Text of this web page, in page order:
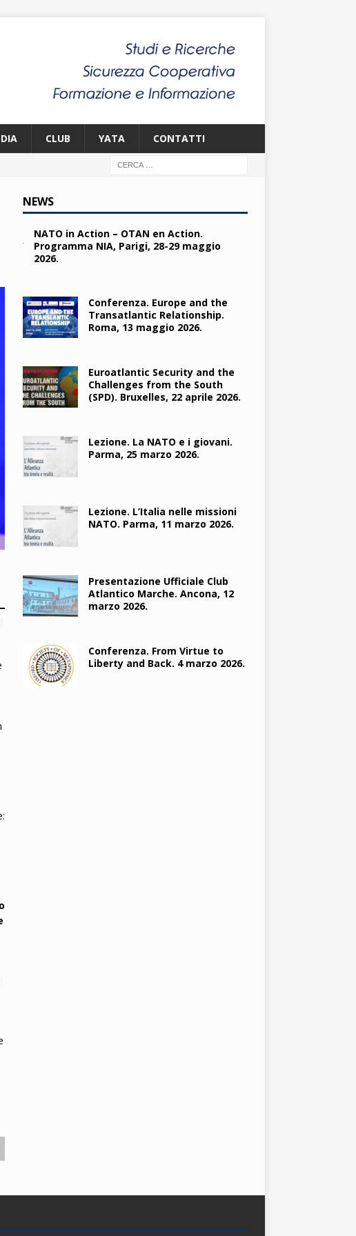
CLUB YATA CONTATTI
NEWS
NATO in Action – OTAN en Action.
Programma NIA, Parigi, 28-29 maggio
2026.
Conferenza. Europe and the
Transatlantic Relationship.
Roma, 13 maggio 2026.
Euroatlantic Security and the
Challenges from the South
(SPD). Bruxelles, 22 aprile 2026.
Lezione. La NATO e i giovani.
Parma, 25 marzo 2026.
Lezione. L’Italia nelle missioni
NATO. Parma, 11 marzo 2026.
Presentazione Ufficiale Club
Atlantico Marche. Ancona, 12
marzo 2026.
Conferenza. From Virtue to
Liberty and Back. 4 marzo 2026.